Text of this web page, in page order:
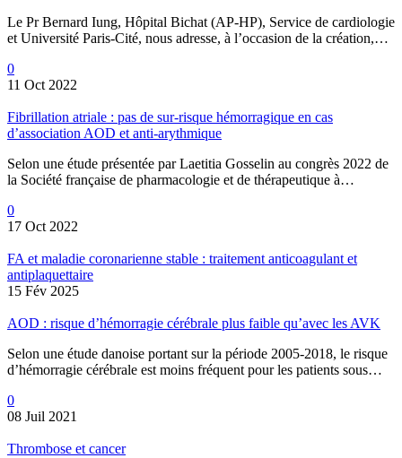
Le Pr Bernard Iung, Hôpital Bichat (AP-HP), Service de cardiologie
et Université Paris-Cité, nous adresse, à l’occasion de la création,…
0
11 Oct 2022
Fibrillation atriale : pas de sur-risque hémorragique en cas
d’association AOD et anti-arythmique
Selon une étude présentée par Laetitia Gosselin au congrès 2022 de
la Société française de pharmacologie et de thérapeutique à…
0
17 Oct 2022
FA et maladie coronarienne stable : traitement anticoagulant et
antiplaquettaire
15 Fév 2025
AOD : risque d’hémorragie cérébrale plus faible qu’avec les AVK
Selon une étude danoise portant sur la période 2005-2018, le risque
d’hémorragie cérébrale est moins fréquent pour les patients sous…
0
08 Juil 2021
Thrombose et cancer